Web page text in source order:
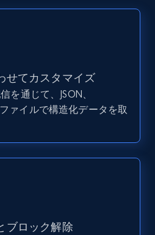
information -
filters - location, home
Bedrooms,
無料トライアル
せてカスタマイズ
を通じて、JSON、
ァイルで構造化データを取
ブロック解除